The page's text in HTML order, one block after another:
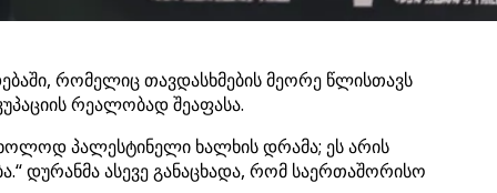
რომელიც თავდასხმების მეორე წლისთავს
რეალობად შეაფასა.
პალესტინელი ხალხის დრამა; ეს არის
დურანმა ასევე განაცხადა, რომ საერთაშორისო